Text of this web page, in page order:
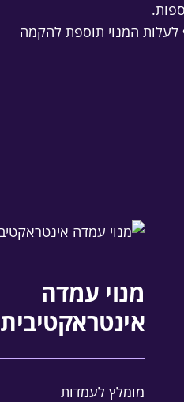
לעלות המנוי תוספת להקמה
מנוי עמדה
אינטראקטיבית
מומלץ לעמדות